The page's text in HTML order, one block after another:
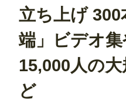
立ち上げ
端」ビデオ
15,000人の
ど